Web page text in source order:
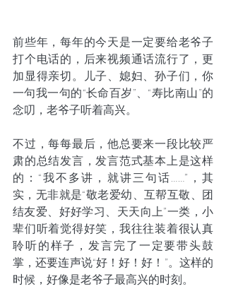
前些年，每年的今天是一定要给老爷子
打个电话的，后来视频通话流行了，更
加显得亲切。儿子、媳妇、孙子们，你
一句我一句的“长命百岁”、“寿比南山”的
念叨，老爷子听着高兴。
不过，每每最后，他总要来一段比较严
肃的总结发言，发言范式基本上是这样
的：“我不多讲，就讲三句话……”，其
实，无非就是“敬老爱幼、互帮互敬、团
结友爱、好好学习、天天向上”一类，小
辈们听着觉得好笑，我往往装着很认真
聆听的样子，发言完了一定要带头鼓
掌，还要连声说“好！好！好！”。这样的
时候，好像是老爷子最高兴的时刻。